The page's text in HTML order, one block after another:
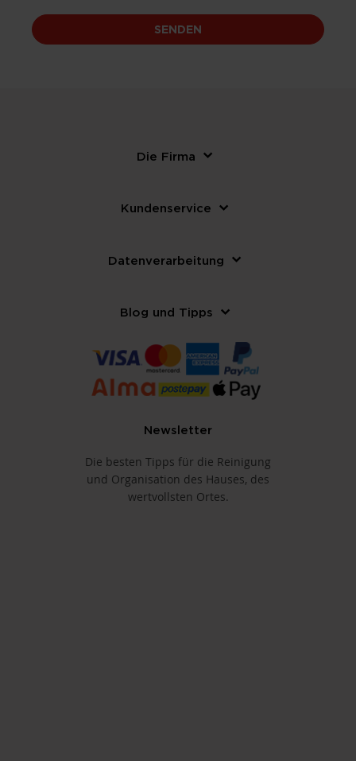
SENDEN
Die Firma
Kundenservice
Datenverarbeitung
Blog und Tipps
Newsletter
Die besten Tipps für die Reinigung
und Organisation des Hauses, des
wertvollsten Ortes.